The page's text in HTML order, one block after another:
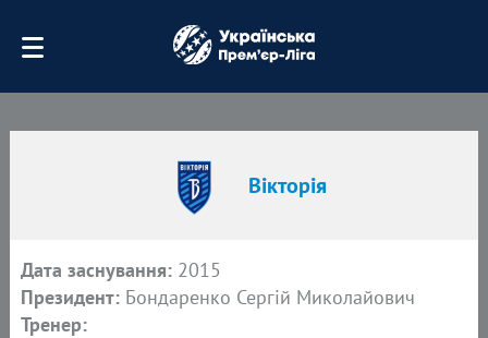
Вікторія
Дата заснування: 2015
Президент: Бондаренко Сергій Миколайович
Тренер: